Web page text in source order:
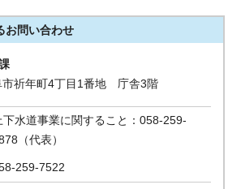
お問い合わせ
祈年町4丁目1番地 庁舎3階
下水道事業に関すること：058-259-
（代表）
259-7522